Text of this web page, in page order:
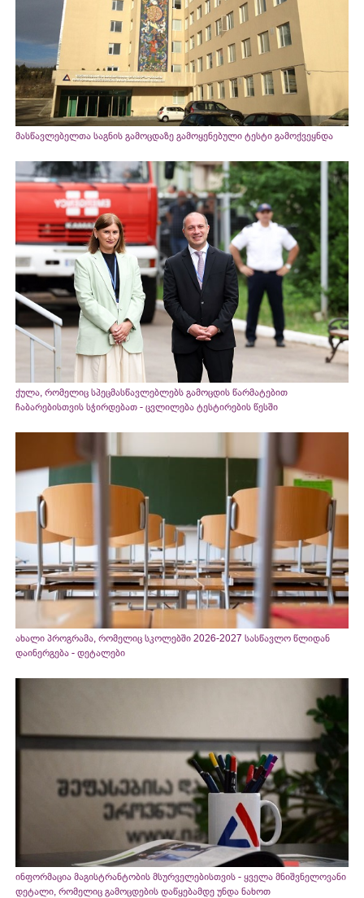
მასწავლებელთა საგნის გამოცდაზე გამოყენებული ტესტი გამოქვეყნდა
ქულა, რომელიც სპეცმასწავლებლებს გამოცდის წარმატებით
ჩაბარებისთვის სჭირდებათ - ცვლილება ტესტირების წესში
ახალი პროგრამა, რომელიც სკოლებში 2026-2027 სასწავლო წლიდან
დაინერგება - დეტალები
ინფორმაცია მაგისტრანტობის მსურველებისთვის - ყველა მნიშვნელოვანი
დეტალი, რომელიც გამოცდების დაწყებამდე უნდა ნახოთ